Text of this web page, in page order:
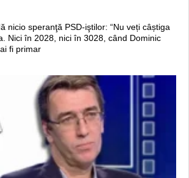
nicio speranţă PSD-iştilor: “Nu veți câștiga
Nici în 2028, nici în 3028, când Dominic
fi primar